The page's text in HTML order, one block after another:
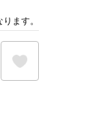
ます。